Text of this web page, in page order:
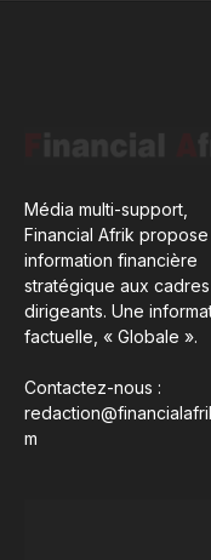
Média multi-support,
Financial Afrik
information financière
stratégique aux
dirigeants. Une
factuelle, « Globale ».
Contactez-nous :
m